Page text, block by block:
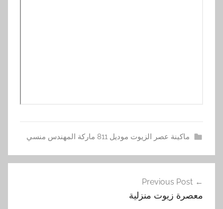
ماكينة عصر الزيوت موديل 811 ماركة المهندس منسي
ز
ت
المقالات
Previous Post
معصرة زيوت منزلية